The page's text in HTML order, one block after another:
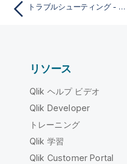
トラブルシューティング - 展開
リソース
Qlik ヘルプ ビデオ
Qlik Developer
トレーニング
Qlik 学習
Qlik Customer Portal